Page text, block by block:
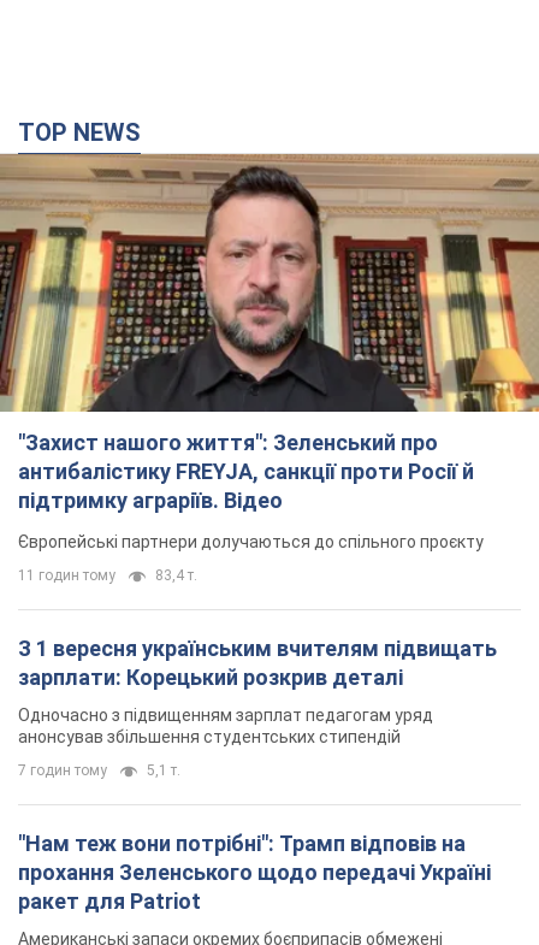
TOP NEWS
"Захист нашого життя": Зеленський про
антибалістику FREYJA, санкції проти Росії й
підтримку аграріїв. Відео
Європейські партнери долучаються до спільного проєкту
11 годин тому 83,4 т.
З 1 вересня українським вчителям підвищать
зарплати: Корецький розкрив деталі
Одночасно з підвищенням зарплат педагогам уряд
анонсував збільшення студентських стипендій
7 годин тому 5,1 т.
"Нам теж вони потрібні": Трамп відповів на
прохання Зеленського щодо передачі Україні
ракет для Patriot
Американські запаси окремих боєприпасів обмежені